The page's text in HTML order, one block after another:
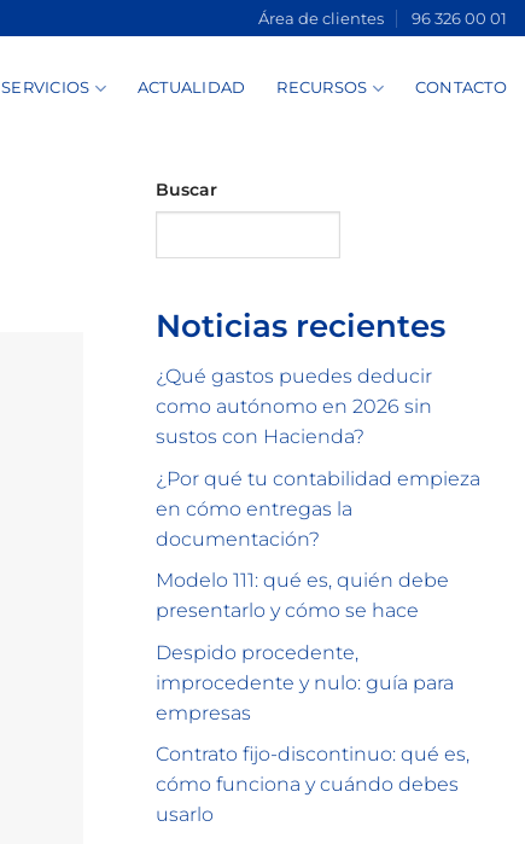
Área de clientes 96 326 00 01
SERVICIOS ACTUALIDAD RECURSOS CONTACTO
Buscar
Noticias recientes
¿Qué gastos puedes deducir
como autónomo en 2026 sin
sustos con Hacienda?
¿Por qué tu contabilidad empieza
en cómo entregas la
documentación?
Modelo 111: qué es, quién debe
presentarlo y cómo se hace
Despido procedente,
improcedente y nulo: guía para
empresas
Contrato fijo-discontinuo: qué es,
cómo funciona y cuándo debes
usarlo